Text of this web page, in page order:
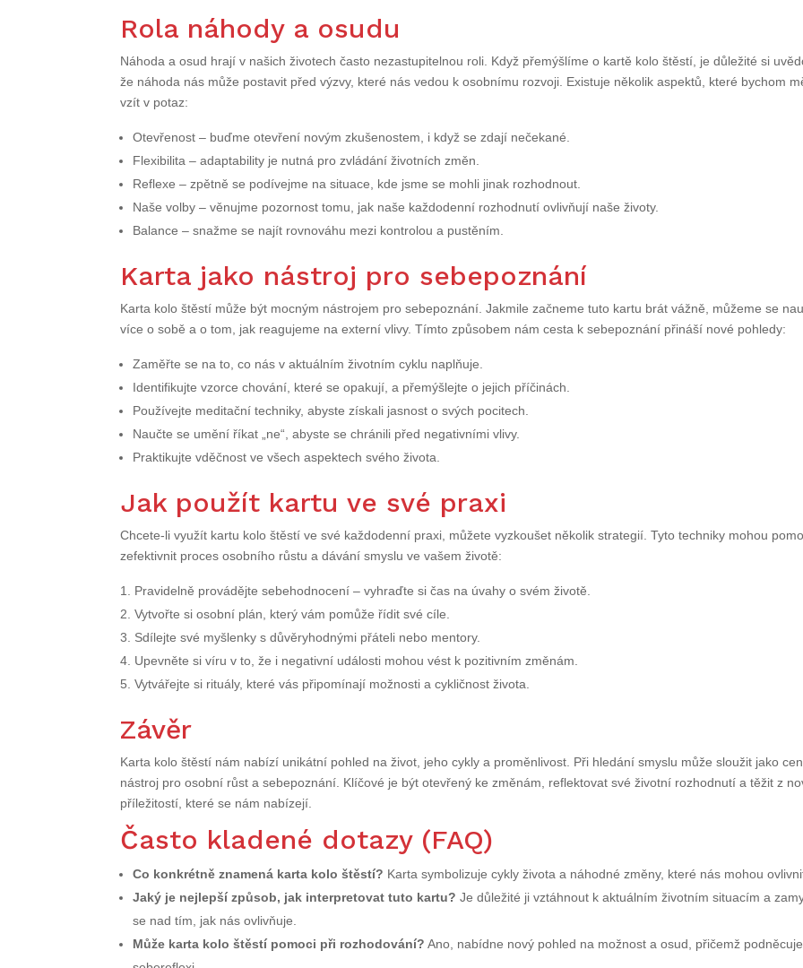
Rola náhody a osudu
Náhoda a osud hrají v našich životech často nezastupitelnou roli. Když přemýšlíme o kartě kolo štěstí, je důležité si
že náhoda nás může postavit před výzvy, které nás vedou k osobnímu rozvoji. Existuje několik aspektů, které bychom
vzít v potaz:
Otevřenost – buďme otevření novým zkušenostem, i když se zdají nečekané.
Flexibilita – adaptability je nutná pro zvládání životních změn.
Reflexe – zpětně se podívejme na situace, kde jsme se mohli jinak rozhodnout.
Naše volby – věnujme pozornost tomu, jak naše každodenní rozhodnutí ovlivňují naše životy.
Balance – snažme se najít rovnováhu mezi kontrolou a pustěním.
Karta jako nástroj pro sebepoznání
Karta kolo štěstí může být mocným nástrojem pro sebepoznání. Jakmile začneme tuto kartu brát vážně, můžeme se
více o sobě a o tom, jak reagujeme na externí vlivy. Tímto způsobem nám cesta k sebepoznání přináší nové pohledy:
Zaměřte se na to, co nás v aktuálním životním cyklu naplňuje.
Identifikujte vzorce chování, které se opakují, a přemýšlejte o jejich příčinách.
Používejte meditační techniky, abyste získali jasnost o svých pocitech.
Naučte se umění říkat „ne“, abyste se chránili před negativními vlivy.
Praktikujte vděčnost ve všech aspektech svého života.
Jak použít kartu ve své praxi
Chcete-li využít kartu kolo štěstí ve své každodenní praxi, můžete vyzkoušet několik strategií. Tyto techniky mohou
zefektivnit proces osobního růstu a dávání smyslu ve vašem životě:
Pravidelně provádějte sebehodnocení – vyhraďte si čas na úvahy o svém životě.
Vytvořte si osobní plán, který vám pomůže řídit své cíle.
Sdílejte své myšlenky s důvěryhodnými přáteli nebo mentory.
Upevněte si víru v to, že i negativní události mohou vést k pozitivním změnám.
Vytvářejte si rituály, které vás připomínají možnosti a cykličnost života.
Závěr
Karta kolo štěstí nám nabízí unikátní pohled na život, jeho cykly a proměnlivost. Při hledání smyslu může sloužit jako
nástroj pro osobní růst a sebepoznání. Klíčové je být otevřený ke změnám, reflektovat své životní rozhodnutí a těžit z
příležitostí, které se nám nabízejí.
Často kladené dotazy (FAQ)
Co konkrétně znamená karta kolo štěstí? Karta symbolizuje cykly života a náhodné změny, které nás mohou
Jaký je nejlepší způsob, jak interpretovat tuto kartu? Je důležité ji vztáhnout k aktuálním životním situacím a
se nad tím, jak nás ovlivňuje.
Může karta kolo štěstí pomoci při rozhodování? Ano, nabídne nový pohled na možnost a osud, přičemž podněcuje